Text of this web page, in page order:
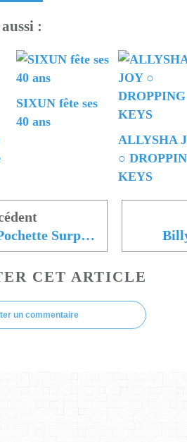
:
SIXUN fête ses
40 ans
ALLYSHA
○
KEYS
Aliashka 💿 Pochette Surprise
CET ARTICLE
un commentaire